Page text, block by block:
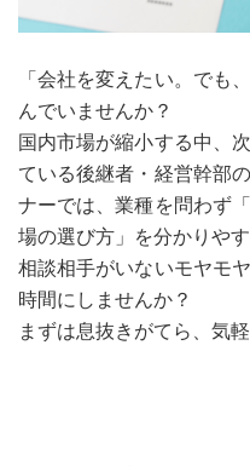
「会社を変えたい。でも
んでいませんか？
国内市場が縮小する中、
ている後継者・経営幹部
ナーでは、業種を問わず
場の選び方」を分かりやす
相談相手がいないモヤモ
時間にしませんか？
まずは息抜きがてら、気